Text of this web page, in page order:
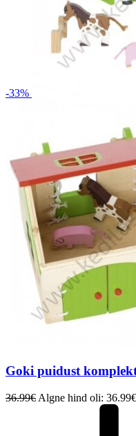
-33%
Goki puidust
36.99€ Algne hind oli: